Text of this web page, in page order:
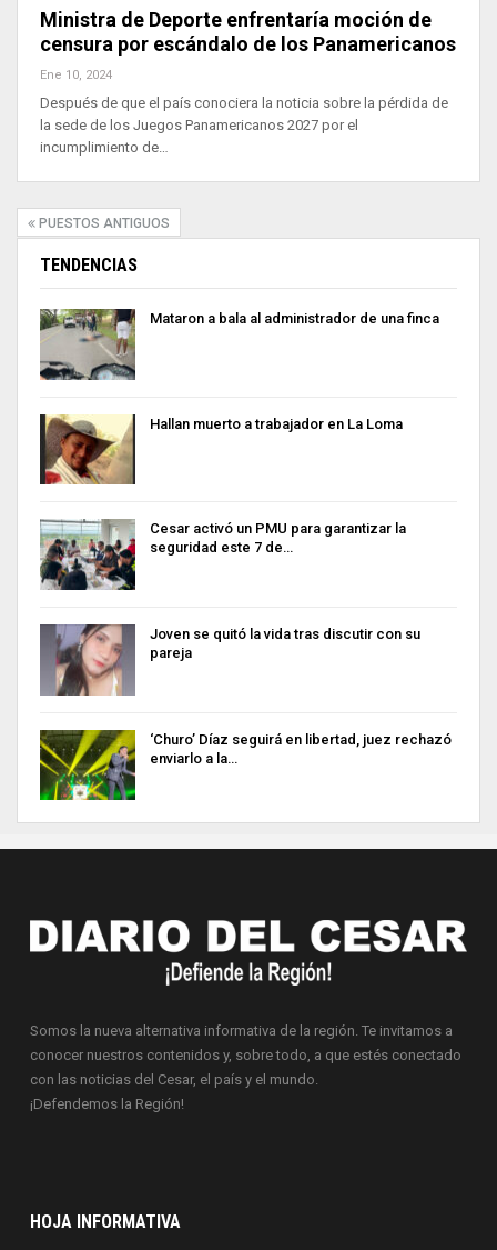
Ministra de Deporte enfrentaría moción de
censura por escándalo de los Panamericanos
Ene 10, 2024
Después de que el país conociera la noticia sobre la pérdida de
la sede de los Juegos Panamericanos 2027 por el
incumplimiento de…
PUESTOS ANTIGUOS
TENDENCIAS
Mataron a bala al administrador de una finca
Hallan muerto a trabajador en La Loma
Cesar activó un PMU para garantizar la
seguridad este 7 de…
Joven se quitó la vida tras discutir con su
pareja
‘Churo’ Díaz seguirá en libertad, juez rechazó
enviarlo a la…
Somos la nueva alternativa informativa de la región. Te invitamos a
conocer nuestros contenidos y, sobre todo, a que estés conectado
con las noticias del Cesar, el país y el mundo.
¡Defendemos la Región!
HOJA INFORMATIVA